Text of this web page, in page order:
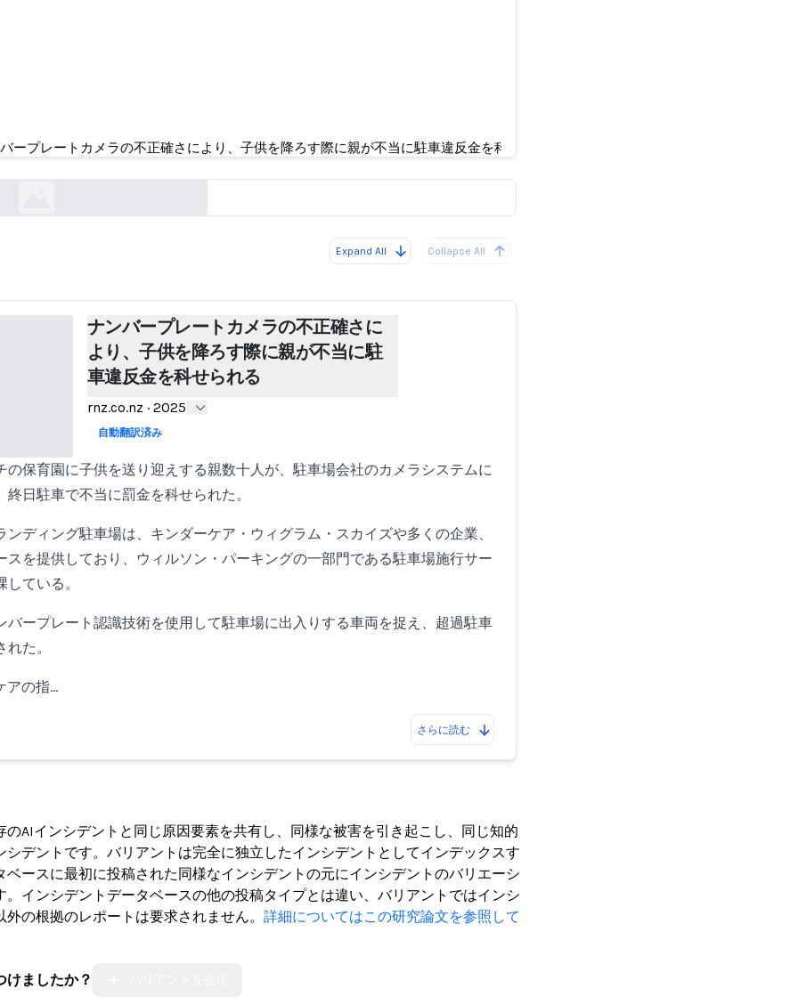
ープレートカメラの不正確さにより、子供を降ろす際に親が不当に駐車違反金を科せられる
ートカメラの不正確さにより、子供を降ろす際に親が不当
に駐車違反金を科せられる
Expand All Collapse All
ナンバープレートカメラの不正確さに
より、子供を降ろす際に親が不当に駐
車違反金を科せられる
rnz.co.nz · 2025
自動翻訳済み
の保育園に子供を送り迎えする親数十人が、駐車場会社のカメラシステムに
終日駐車で不当に罰金を科せられた。
ンディング駐車場は、キンダーケア・ウィグラム・スカイズや多くの企業、
スを提供しており、ウィルソン・パーキングの一部門である駐車場施行サー
ている。
バープレート認識技術を使用して駐車場に出入りする車両を捉え、超過駐車
た。
アの指…
さらに読む
のAIインシデントと同じ原因要素を共有し、同様な被害を引き起こし、同じ知的
シデントです。バリアントは完全に独立したインシデントとしてインデックスす
ベースに最初に投稿された同様なインシデントの元にインシデントのバリエーシ
。インシデントデータベースの他の投稿タイプとは違い、バリアントではインシ
の根拠のレポートは要求されません。 詳細についてはこの研究論文を参照して
けましたか？